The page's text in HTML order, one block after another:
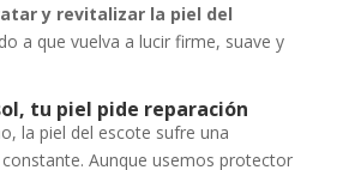
y revitalizar la piel del
a que vuelva a lucir firme, suave y
tu piel pide reparación
la piel del escote sufre una
Aunque usemos protector